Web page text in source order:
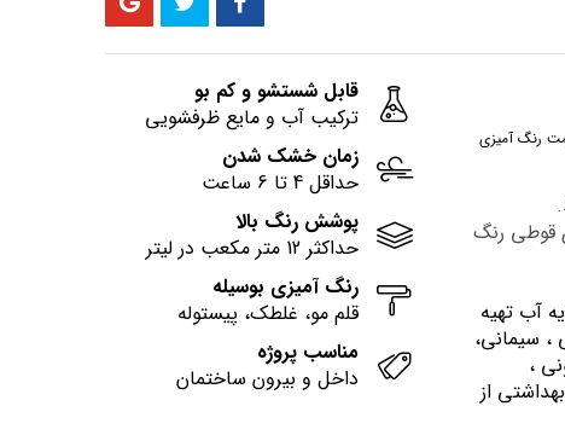
رنگ آمیزی
قوطی رنگ
آب تهيه
، سیمانی،
مسكوني ،
از
قابل شستشو و کم بو
ترکیب آب و مایع ظرفشویی
زمان خشک شدن
حداقل 4 تا 6 ساعت
پوشش رنگ بالا
حداکثر 12 متر مکعب در لیتر
رنگ آمیزی بوسیله
قلم مو، غلطک، پیستوله
مناسب پروژه
داخل و بیرون ساختمان